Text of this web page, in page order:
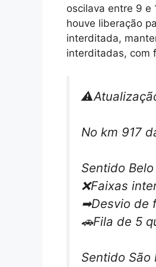
oscilava entre 9 e
houve liberação
interditada,
interditadas, com
No km 917
Sentido
❌Faixas
➡Desvio de
🚗Fila de 5
Sentido São